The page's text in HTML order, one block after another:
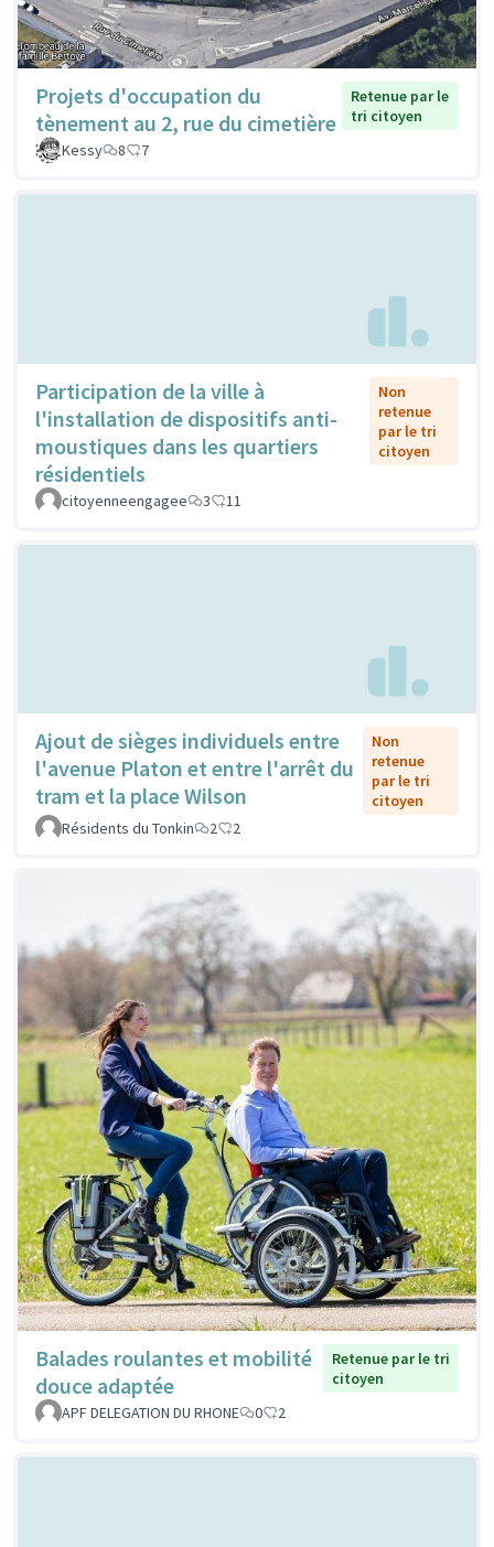
Projets d'occupation du
tènement au 2, rue du cimetière
Retenue par le
tri citoyen
Kessy
8 7
Participation de la ville à
l'installation de dispositifs anti-
moustiques dans les quartiers
résidentiels
Non
retenue
par le tri
citoyen
citoyenneengagee 3 11
Ajout de sièges individuels entre
l'avenue Platon et entre l'arrêt du
tram et la place Wilson
Non
retenue
par le tri
citoyen
Résidents du Tonkin
2 2
Balades roulantes et mobilité
douce adaptée
Retenue par le tri
citoyen
APF DELEGATION DU RHONE
0 2